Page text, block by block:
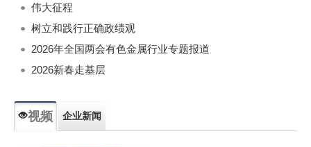
伟大征程
树立和践行正确政绩观
2026年全国两会有色金属行业专题报道
2026新春走基层
视频 企业新闻